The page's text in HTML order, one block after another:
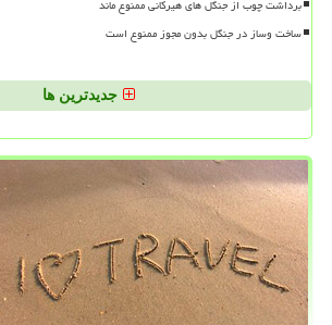
برداشت چوب از جنگل های هیرکانی ممنوع ماند
ساخت وساز در جنگل بدون مجوز ممنوع است
جدیدترین ها